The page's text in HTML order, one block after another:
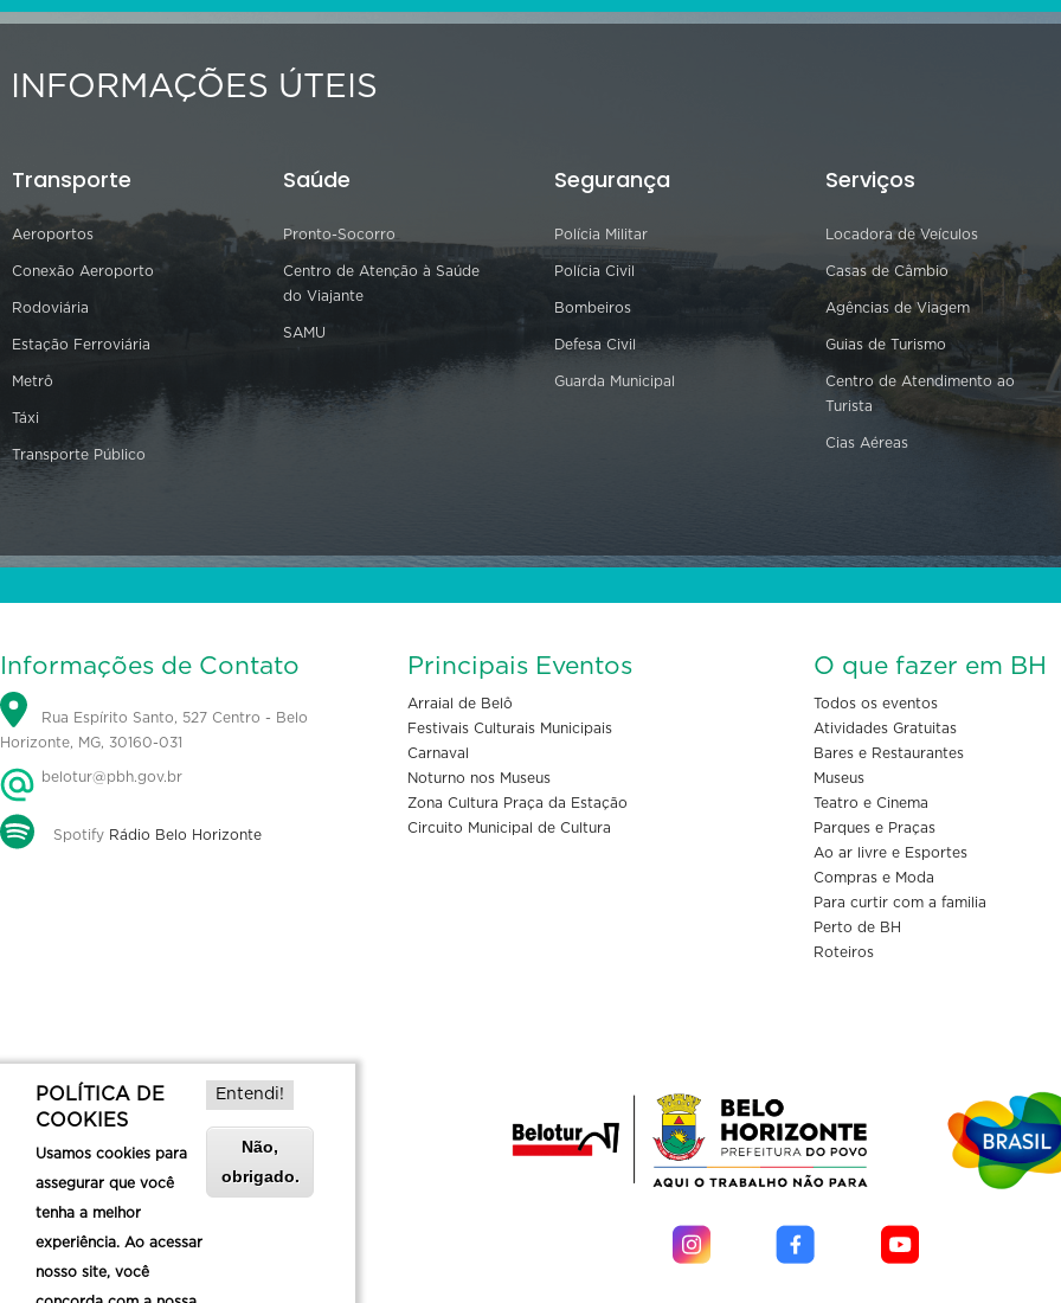
INFORMAÇÕES ÚTEIS
Transporte
Aeroportos
Conexão Aeroporto
Rodoviária
Estação Ferroviária
Metrô
Táxi
Transporte Público
Saúde
Pronto-Socorro
Centro de Atenção à Saúde
do Viajante
SAMU
Segurança
Polícia Militar
Polícia Civil
Bombeiros
Defesa Civil
Guarda Municipal
Serviços
Locadora de Veículos
Casas de Câmbio
Agências de Viagem
Guias de Turismo
Centro de Atendimento ao
Turista
Cias Aéreas
Informações de Contato
Rua Espírito Santo, 527 Centro - Belo
Horizonte, MG, 30160-031
belotur@pbh.gov.br
Spotify Rádio Belo Horizonte
Principais Eventos
Arraial de Belô
Festivais Culturais Municipais
Carnaval
Noturno nos Museus
Zona Cultura Praça da Estação
Circuito Municipal de Cultura
O que fazer em BH
Todos os eventos
Atividades Gratuitas
Bares e Restaurantes
Museus
Teatro e Cinema
Parques e Praças
Ao ar livre e Esportes
Compras e Moda
Para curtir com a familia
Perto de BH
Roteiros
POLÍTICA DE
COOKIES
Usamos cookies para
assegurar que você
tenha a melhor
experiência. Ao acessar
nosso site, você
Entendi!
Não,
obrigado.